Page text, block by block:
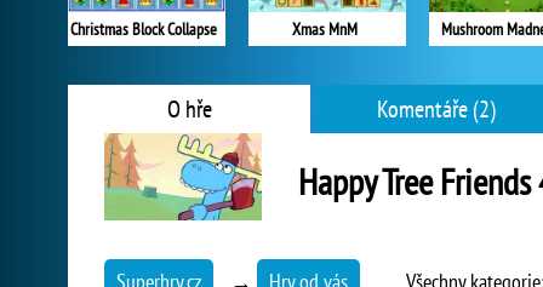
Christmas Block Collapse Xmas MnM Mushroom
O hře Komentáře (2)
Happy Tree